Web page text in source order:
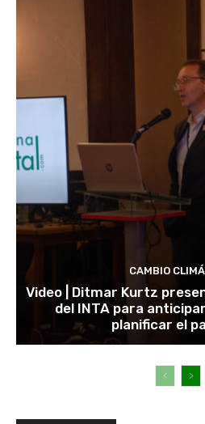
CAMBIO
Video | Ditmar Kurtz
del INTA para
planificar el